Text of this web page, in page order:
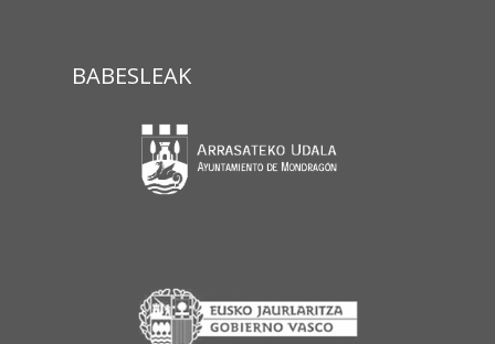
BABESLEAK